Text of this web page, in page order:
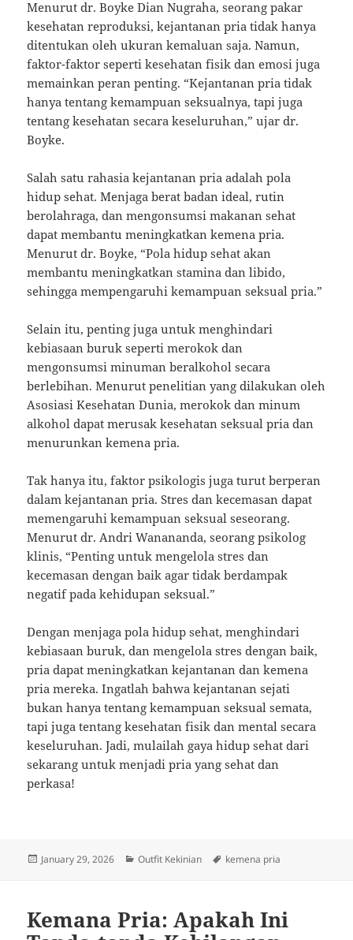
Menurut dr. Boyke Dian Nugraha, seorang pakar
kesehatan reproduksi, kejantanan pria tidak hanya
ditentukan oleh ukuran kemaluan saja. Namun,
faktor-faktor seperti kesehatan fisik dan emosi juga
memainkan peran penting. “Kejantanan pria tidak
hanya tentang kemampuan seksualnya, tapi juga
tentang kesehatan secara keseluruhan,” ujar dr.
Boyke.
Salah satu rahasia kejantanan pria adalah pola
hidup sehat. Menjaga berat badan ideal, rutin
berolahraga, dan mengonsumsi makanan sehat
dapat membantu meningkatkan kemena pria.
Menurut dr. Boyke, “Pola hidup sehat akan
membantu meningkatkan stamina dan libido,
sehingga mempengaruhi kemampuan seksual pria.”
Selain itu, penting juga untuk menghindari
kebiasaan buruk seperti merokok dan
mengonsumsi minuman beralkohol secara
berlebihan. Menurut penelitian yang dilakukan oleh
Asosiasi Kesehatan Dunia, merokok dan minum
alkohol dapat merusak kesehatan seksual pria dan
menurunkan kemena pria.
Tak hanya itu, faktor psikologis juga turut berperan
dalam kejantanan pria. Stres dan kecemasan dapat
memengaruhi kemampuan seksual seseorang.
Menurut dr. Andri Wanananda, seorang psikolog
klinis, “Penting untuk mengelola stres dan
kecemasan dengan baik agar tidak berdampak
negatif pada kehidupan seksual.”
Dengan menjaga pola hidup sehat, menghindari
kebiasaan buruk, dan mengelola stres dengan baik,
pria dapat meningkatkan kejantanan dan kemena
pria mereka. Ingatlah bahwa kejantanan sejati
bukan hanya tentang kemampuan seksual semata,
tapi juga tentang kesehatan fisik dan mental secara
keseluruhan. Jadi, mulailah gaya hidup sehat dari
sekarang untuk menjadi pria yang sehat dan
perkasa!
Posted
January 29, 2026 Categories
Outfit Kekinian Tags
kemena pria
Kemana Pria: Apakah Ini